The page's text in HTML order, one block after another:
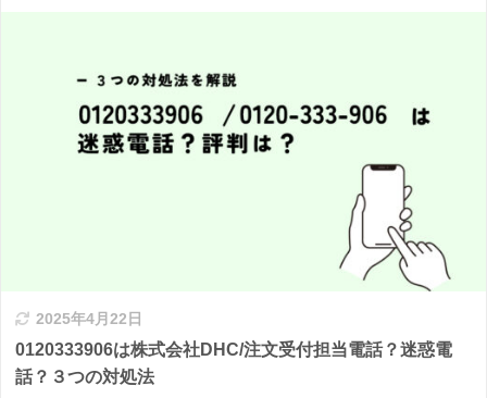
2025年4月22日
0120333906は株式会社DHC/注文受付担当電話？迷惑電
話？３つの対処法